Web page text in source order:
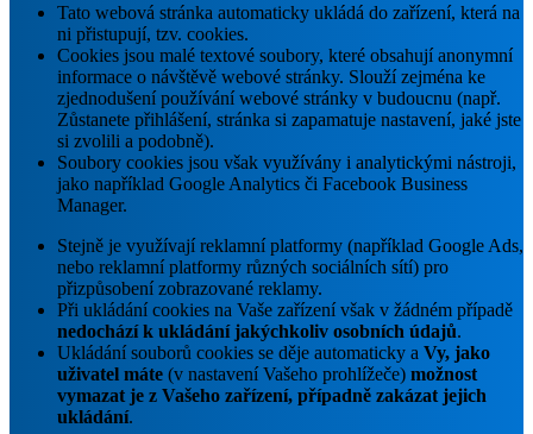
Tato webová stránka automaticky ukládá do zařízení, která na
ni přistupují, tzv. cookies.
Cookies jsou malé textové soubory, které obsahují anonymní
informace o návštěvě webové stránky. Slouží zejména ke
zjednodušení používání webové stránky v budoucnu (např.
Zůstanete přihlášení, stránka si zapamatuje nastavení, jaké jste
si zvolili a podobně).
Soubory cookies jsou však využívány i analytickými nástroji,
jako například Google Analytics či Facebook Business
Manager.
Stejně je využívají reklamní platformy (například Google Ads,
nebo reklamní platformy různých sociálních sítí) pro
přizpůsobení zobrazované reklamy.
Při ukládání cookies na Vaše zařízení však v žádném případě
nedochází k ukládání jakýchkoliv osobních údajů.
Ukládání souborů cookies se děje automaticky a Vy, jako
uživatel máte (v nastavení Vašeho prohlížeče) možnost
vymazat je z Vašeho zařízení, případně zakázat jejich
ukládání.